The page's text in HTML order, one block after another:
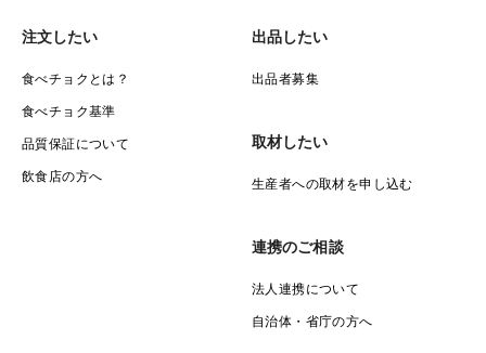
注文したい
食べチョクとは？
食べチョク基準
品質保証について
飲食店の方へ
出品したい
出品者募集
取材したい
生産者への取材を申し込む
連携のご相談
法人連携について
自治体・省庁の方へ